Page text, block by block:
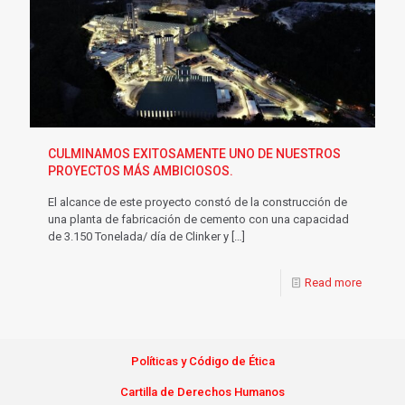
CULMINAMOS EXITOSAMENTE UNO DE NUESTROS
PROYECTOS MÁS AMBICIOSOS.
El alcance de este proyecto constó de la construcción de
una planta de fabricación de cemento con una capacidad
de 3.150 Tonelada/ día de Clinker y […]
Read more
Políticas y Código de Ética
Cartilla de Derechos Humanos